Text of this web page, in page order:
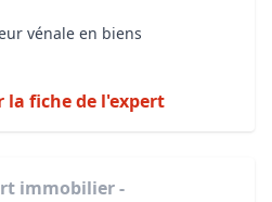
vénale en biens
la fiche de l'expert
immobilier -